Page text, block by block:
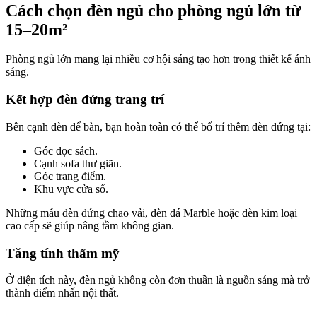
Cách chọn đèn ngủ cho phòng ngủ lớn từ
15–20m²
Phòng ngủ lớn mang lại nhiều cơ hội sáng tạo hơn trong thiết kế ánh
sáng.
Kết hợp đèn đứng trang trí
Bên cạnh đèn để bàn, bạn hoàn toàn có thể bố trí thêm đèn đứng tại:
Góc đọc sách.
Cạnh sofa thư giãn.
Góc trang điểm.
Khu vực cửa sổ.
Những mẫu đèn đứng chao vải, đèn đá Marble hoặc đèn kim loại
cao cấp sẽ giúp nâng tầm không gian.
Tăng tính thẩm mỹ
Ở diện tích này, đèn ngủ không còn đơn thuần là nguồn sáng mà trở
thành điểm nhấn nội thất.